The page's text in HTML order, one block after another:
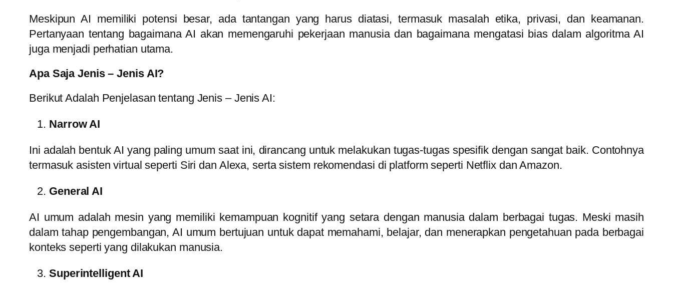
Meskipun AI memiliki potensi besar, ada tantangan yang harus diatasi, termasuk masalah etika, privasi, dan keamanan.
Pertanyaan tentang bagaimana AI akan memengaruhi pekerjaan manusia dan bagaimana mengatasi bias dalam algoritma AI
juga menjadi perhatian utama.
Apa Saja Jenis – Jenis AI?
Berikut Adalah Penjelasan tentang Jenis – Jenis AI:
Narrow AI
Ini adalah bentuk AI yang paling umum saat ini, dirancang untuk melakukan tugas-tugas spesifik dengan sangat baik. Contohnya
termasuk asisten virtual seperti Siri dan Alexa, serta sistem rekomendasi di platform seperti Netflix dan Amazon.
General AI
AI umum adalah mesin yang memiliki kemampuan kognitif yang setara dengan manusia dalam berbagai tugas. Meski masih
dalam tahap pengembangan, AI umum bertujuan untuk dapat memahami, belajar, dan menerapkan pengetahuan pada berbagai
konteks seperti yang dilakukan manusia.
Superintelligent AI